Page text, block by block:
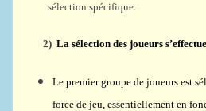
sélection spécifique.
2) La sélection des joueurs
Le premier groupe de joueurs est
force de jeu, essentiellement en